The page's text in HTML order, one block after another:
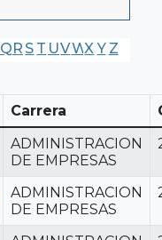
QR S T UVWX Y Z
Carrera
ADMINISTRACION
DE EMPRESAS
ADMINISTRACION
DE EMPRESAS